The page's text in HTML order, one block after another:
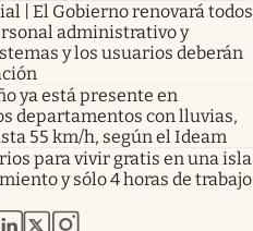
| El Gobierno renovará todos
administrativo y
y los usuarios deberán
ya está presente en
departamentos con lluvias,
55 km/h, según el Ideam
para vivir gratis en una isla
y sólo 4 horas de trabajo
nueva pestaña
en nueva pestaña
abre en nueva pestaña
abre en nueva pestaña
abre en nueva pestaña